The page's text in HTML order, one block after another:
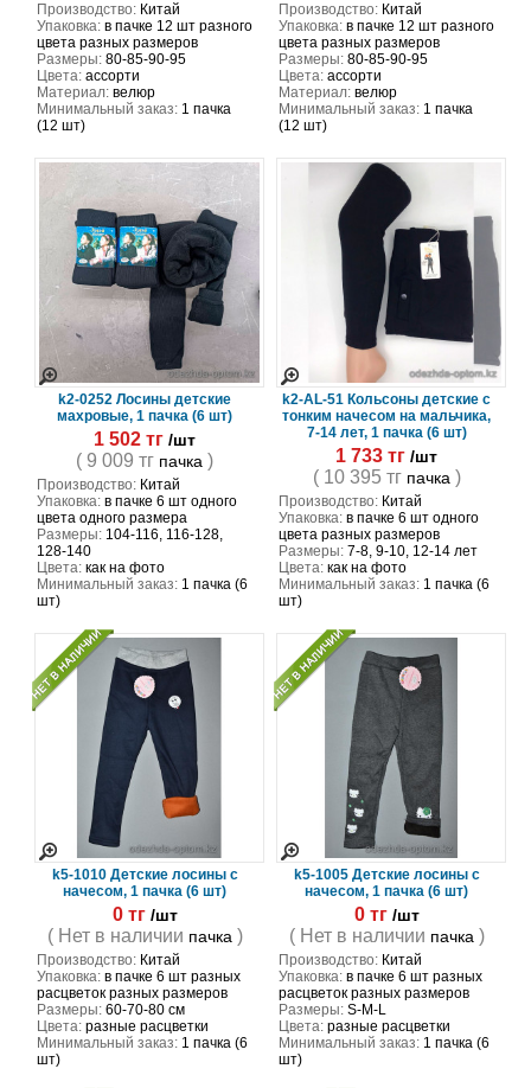
Производство:Китай
Упаковка:в пачке 12 шт разного
цвета разных размеров
Размеры:80-85-90-95
Цвета:ассорти
Материал:велюр
Минимальный заказ:1 пачка
(12 шт)
Производство:Китай
Упаковка:в пачке 12 шт разного
цвета разных размеров
Размеры:80-85-90-95
Цвета:ассорти
Материал:велюр
Минимальный заказ:1 пачка
(12 шт)
k2-0252 Лосины детские
махровые, 1 пачка (6 шт)
1 502 тг /шт
( 9 009 тг пачка )
Производство:Китай
Упаковка:в пачке 6 шт одного
цвета одного размера
Размеры:104-116, 116-128,
128-140
Цвета:как на фото
Минимальный заказ:1 пачка (6
шт)
k2-AL-51 Кольсоны детские с
тонким начесом на мальчика,
7-14 лет, 1 пачка (6 шт)
1 733 тг /шт
( 10 395 тг пачка )
Производство:Китай
Упаковка:в пачке 6 шт одного
цвета разных размеров
Размеры:7-8, 9-10, 12-14 лет
Цвета:как на фото
Минимальный заказ:1 пачка (6
шт)
k5-1010 Детские лосины с
начесом, 1 пачка (6 шт)
0 тг /шт
( Нет в наличии пачка )
Производство:Китай
Упаковка:в пачке 6 шт разных
расцветок разных размеров
Размеры:60-70-80 см
Цвета:разные расцветки
Минимальный заказ:1 пачка (6
шт)
k5-1005 Детские лосины с
начесом, 1 пачка (6 шт)
0 тг /шт
( Нет в наличии пачка )
Производство:Китай
Упаковка:в пачке 6 шт разных
расцветок разных размеров
Размеры:S-M-L
Цвета:разные расцветки
Минимальный заказ:1 пачка (6
шт)